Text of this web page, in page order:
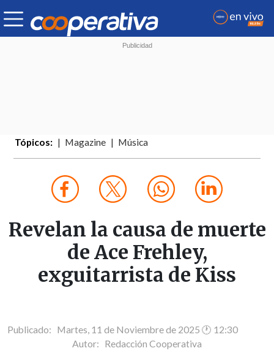
Tópicos: Magazine Música
Revelan la causa de muerte
de Ace Frehley,
exguitarrista de Kiss
Publicado: Martes, 11 de Noviembre de 2025 🕐 12:30
Autor: Redacción Cooperativa